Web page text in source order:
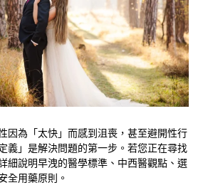
因為「太快」而感到沮喪，甚至避開性行
義」是解決問題的第一步。若您正在尋找
細說明早洩的醫學標準、中西醫觀點、選
全用藥原則。